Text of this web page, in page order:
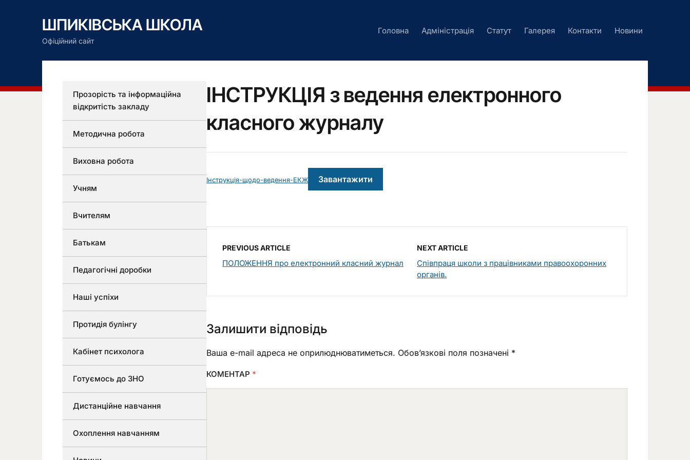
ШПИКІВСЬКА ШКОЛА
Офіційний сайт
Головна Адміністрація Статут Галерея Контакти Новини
ІНСТРУКЦІЯ з ведення електронного
класного журналу
Інструкція-щодо-ведення-ЕКЖ Завантажити
PREVIOUS ARTICLE
ПОЛОЖЕННЯ про електронний класний журнал
NEXT ARTICLE
Співпраця школи з працівниками правоохоронних
органів.
Залишити відповідь
Ваша e-mail адреса не оприлюднюватиметься. Обов’язкові поля позначені *
КОМЕНТАР *
Прозорість та інформаційна
відкритість закладу
Методична робота
Виховна робота
Учням
Вчителям
Батькам
Педагогічні доробки
Наші успіхи
Протидія булінгу
Кабінет психолога
Готуємось до ЗНО
Дистанційне навчання
Охоплення навчанням